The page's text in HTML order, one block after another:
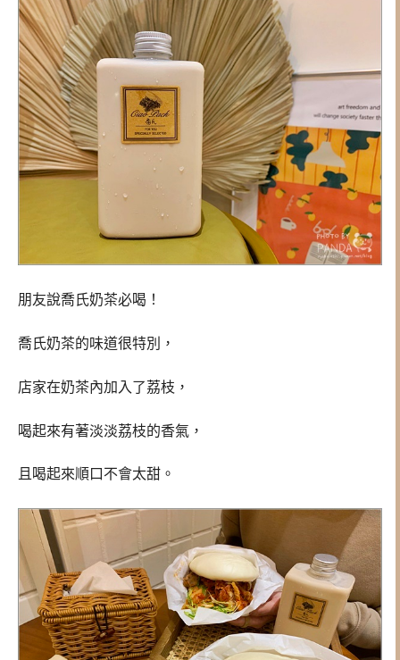
朋友說喬氏奶茶必喝！
喬氏奶茶的味道很特別，
店家在奶茶內加入了荔枝，
喝起來有著淡淡荔枝的香氣，
且喝起來順口不會太甜。